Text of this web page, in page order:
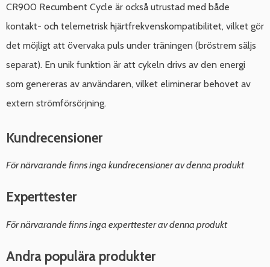
CR900 Recumbent Cycle är också utrustad med både
kontakt- och telemetrisk hjärtfrekvenskompatibilitet, vilket gör
det möjligt att övervaka puls under träningen (bröstrem säljs
separat). En unik funktion är att cykeln drivs av den energi
som genereras av användaren, vilket eliminerar behovet av
extern strömförsörjning.
Kundrecensioner
För närvarande finns inga kundrecensioner av denna produkt
Experttester
För närvarande finns inga experttester av denna produkt
Andra populära produkter